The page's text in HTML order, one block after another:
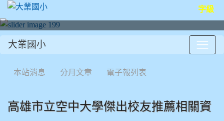
字級
大業國小
本站消息 分月文章 電子報列表
高雄市立空中大學傑出校友推薦相關資